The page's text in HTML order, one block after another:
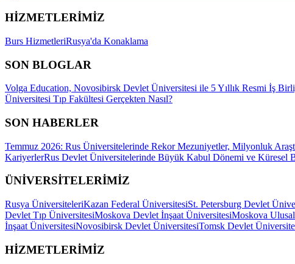
HİZMETLERİMİZ
Burs HizmetleriRusya'da Konaklama
SON BLOGLAR
Volga Education, Novosibirsk Devlet Üniversitesi ile 5 Yıllık Resmi İş
Üniversitesi Tıp Fakültesi Gerçekten Nasıl?
SON HABERLER
Temmuz 2026: Rus Üniversitelerinde Rekor Mezuniyetler, Milyonluk
KariyerlerRus Devlet Üniversitelerinde Büyük Kabul Dönemi ve Küresel
ÜNİVERSİTELERİMİZ
Rusya ÜniversiteleriKazan Federal ÜniversitesiSt. Petersburg Devlet
Devlet Tıp ÜniversitesiMoskova Devlet İnşaat ÜniversitesiMoskova
İnşaat ÜniversitesiNovosibirsk Devlet ÜniversitesiTomsk Devlet
HİZMETLERİMİZ